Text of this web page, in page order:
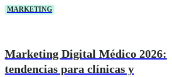
MARKETING
Marketing Digital Médico 2026:
tendencias para clínicas y